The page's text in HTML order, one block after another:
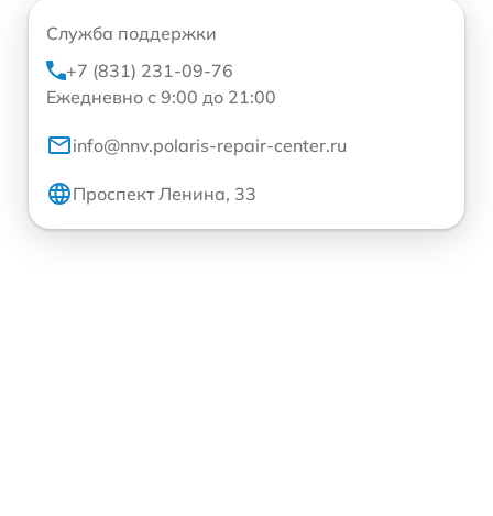
Служба поддержки
+7 (831) 231-09-76
Ежедневно с 9:00 до 21:00
info@nnv.polaris-repair-center.ru
Проспект Ленина, 33